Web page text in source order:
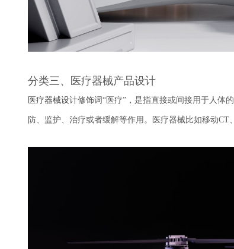
分类三、医疗器械产品设计
医疗器械设计修饰词“医疗”，是指直接或间接用于人体
防、监护、治疗或者缓解等作用。医疗器械比如移动CT